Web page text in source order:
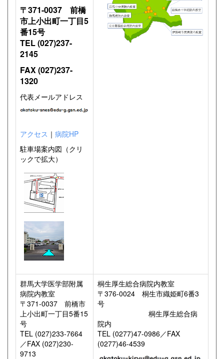
〒371-0037 前橋
市上小出町一丁目5
番15号
TEL (027)237-
2145
FAX (027)237-
1320
代表メールアドレス
アクセス ｜ 病院HP
駐車場案内図（クリ
ックで拡大）
群馬大学医学部附属
病院内教室
〒371-0037 前橋市
上小出町一丁目5番15
号
TEL (027)233-7664
／FAX (027)230-
9713
桐生厚生総合病院内教室
〒376-0024 桐生市織姫町6番3
号
桐生厚生総合病
院内
TEL (0277)47-0986／FAX
(0277)46-4539